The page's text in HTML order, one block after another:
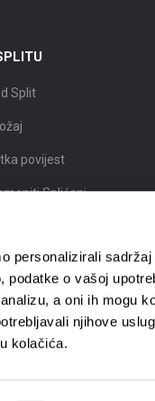
personalizirali
podatke o vašoj
a oni ih mogu
njihove
kolačića.
Split
povijest
Splićani
karta Splita